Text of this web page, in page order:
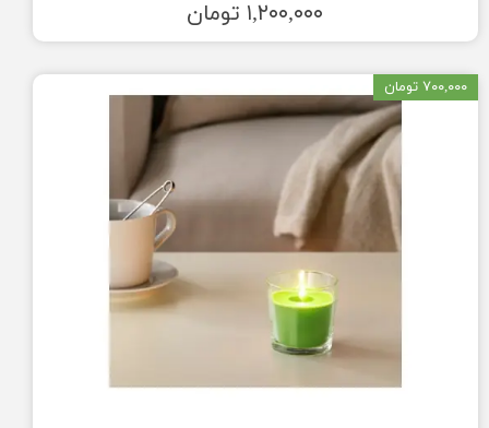
۱,۲۰۰,۰۰۰ تومان
۷۰۰,۰۰۰ تومان